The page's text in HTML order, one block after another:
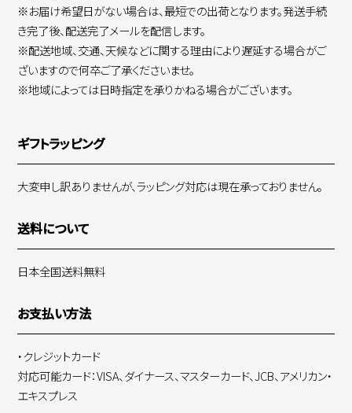
※お届け希望日がない場合は、最短での出荷となります。発送手続
き完了後、配送完了メールを配信します。
※配送地域、交通、天候などに関する理由により遅延する場合がご
ざいますので何卒ご了承くださいませ。
※地域によっては日時指定を承りかねる場合がございます。
ギフトラッピング
大変申し訳ありませんが、ラッピング対応は現在承っておりません。
送料について
日本全国送料無料
お支払い方法
・クレジットカード
対応可能カード：VISA、ダイナース、マスターカード、JCB、アメリカン・
エキスプレス